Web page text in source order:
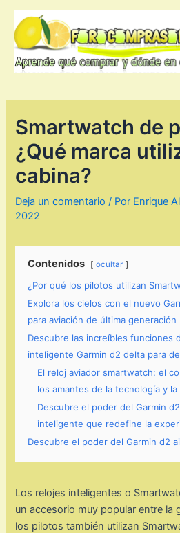
contenido
Smartwatch de
¿Qué marca
cabina?
Deja un comentario / Por Enrique
2022
Contenidos ocultar
¿Por qué los pilotos utilizan
Explora los cielos con el nuevo
para aviación de última generación
Descubre las increíbles funciones
inteligente Garmin d2 delta para
El reloj aviador smartwatch: el
los amantes de la tecnología y la
Descubre el poder del Garmin
inteligente que redefine la
Descubre el poder del Garmin d2
Los relojes inteligentes o
un accesorio muy popular entre la
los pilotos también utilizan